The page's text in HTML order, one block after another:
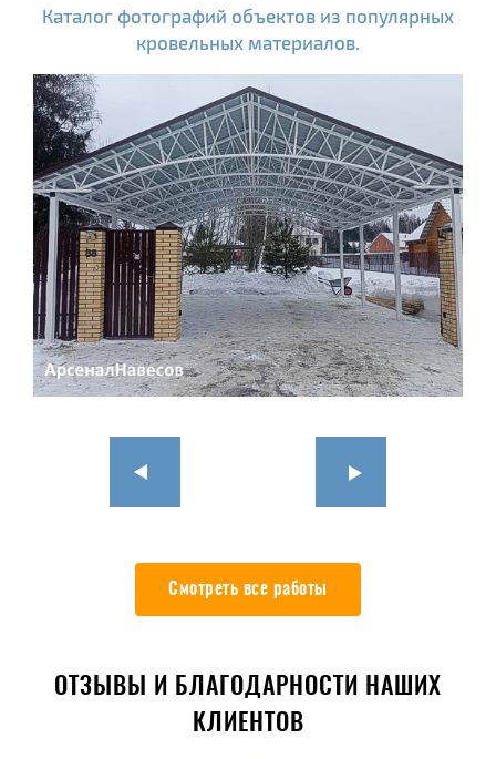
Каталог фотографий объектов из популярных
кровельных материалов.
Смотреть все работы
ОТЗЫВЫ И БЛАГОДАРНОСТИ НАШИХ
КЛИЕНТОВ